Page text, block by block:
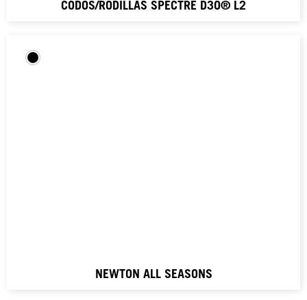
CODOS/RODILLAS SPECTRE D3O® L2
NEWTON ALL SEASONS